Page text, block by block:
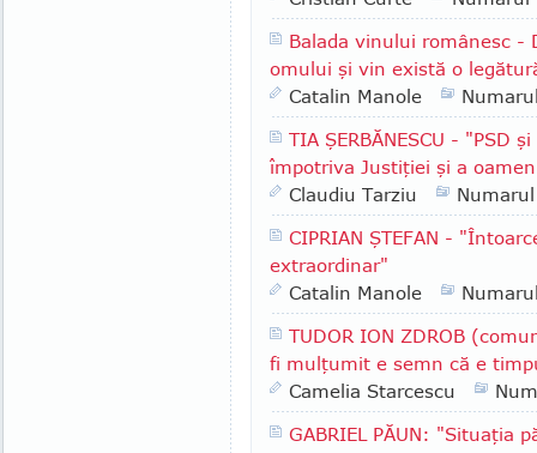
Balada vinului românesc
omului şi vin există o
Catalin Manole
TIA ŞERBĂNESCU - "PSD
împotriva Justiţiei şi a
Claudiu Tarziu
CIPRIAN ŞTEFAN -
extraordinar"
Catalin Manole
TUDOR ION ZDROB
fi mulţumit e semn că e
Camelia Starcescu
GABRIEL PĂUN: "Situaţia